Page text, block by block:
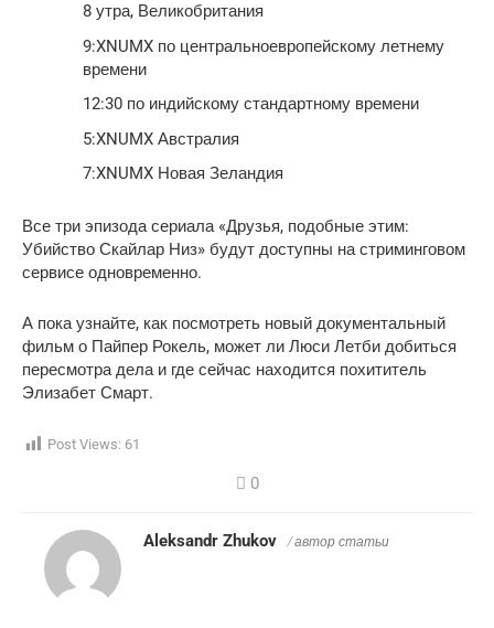
8 утра, Великобритания
9:XNUMX по центральноевропейскому летнему
времени
12:30 по индийскому стандартному времени
5:XNUMX Австралия
7:XNUMX Новая Зеландия
Все три эпизода сериала «Друзья, подобные этим:
Убийство Скайлар Низ» будут доступны на стриминговом
сервисе одновременно.
А пока узнайте, как посмотреть новый документальный
фильм о Пайпер Рокель, может ли Люси Летби добиться
пересмотра дела и где сейчас находится похититель
Элизабет Смарт.
Post Views: 61
0
Aleksandr Zhukov / автор статьи